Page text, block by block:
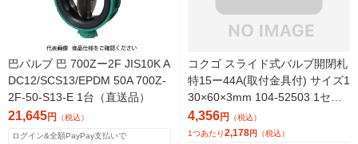
巴バルブ 巴 700Zー2F JIS10K A
DC12/SCS13/EPDM 50A 700Z-
2F-50-S13-E 1台（直送品）
21,645円 （税込）
ログイン&全額PayPay支払いで
コクゴ スライド式バルブ開閉札
特15ー44A(取付金具付) サイズ1
30×60×3mm 104-52503 1セッ
ト(2枚)（直送品）
4,356円
（税込）
1つあたり2,178円 （税込）